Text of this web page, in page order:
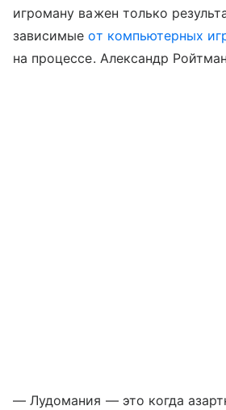
игроману важен только
зависимыеот компьютерных
на процессе. Александр
— Лудомания — это когда